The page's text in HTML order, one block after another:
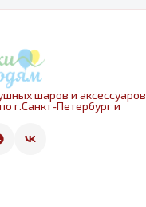
шаров и аксессуаров
г.Санкт-Петербург и